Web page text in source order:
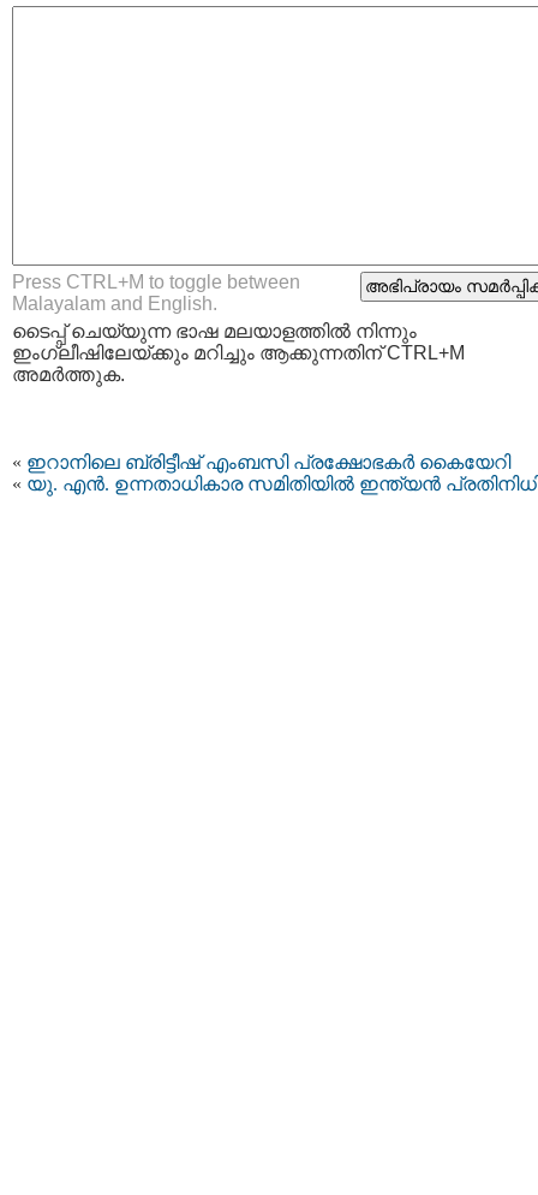
Press CTRL+M to toggle between
Malayalam and English.
ടൈപ്പ്‌ ചെയ്യുന്ന ഭാഷ മലയാളത്തില്‍ നിന്നും
ഇംഗ്ലീഷിലേയ്ക്കും മറിച്ചും ആക്കുന്നതിന് CTRL+M
അമര്‍ത്തുക.
« ഇറാനിലെ ബ്രിട്ടീഷ് എംബസി പ്രക്ഷോഭകര്‍ കൈയേറി
« യു. എന്‍. ഉന്നതാധികാര സമിതിയില്‍ ഇന്ത്യന്‍